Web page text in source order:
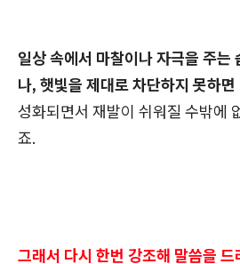
일상 속에서 마찰이나 자극을 주는
나, 햇빛을 제대로 차단하지 못하면
성화되면서 재발이 쉬워질 수밖에
죠.
그래서 다시 한번 강조해 말씀을